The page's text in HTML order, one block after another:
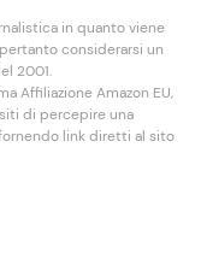
in quanto viene
considerarsi un
2001.
Affiliazione Amazon EU,
di percepire una
link diretti al sito